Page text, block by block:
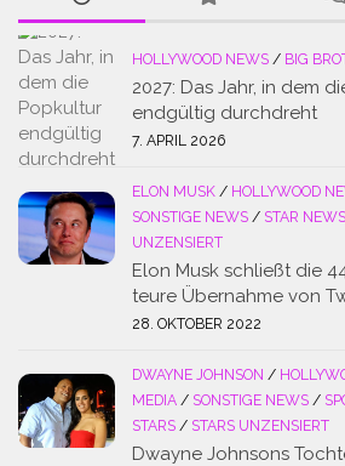
HOLLYWOOD NEWS / BIG
2027: Das Jahr, in dem
endgültig durchdreht
7. APRIL 2026
ELON MUSK / HOLLYWOOD
SONSTIGE NEWS / STAR NEWS
UNZENSIERT
Elon Musk schließt die
teure Übernahme von
28. OKTOBER 2022
DWAYNE JOHNSON /
MEDIA / SONSTIGE NEWS /
STARS / STARS UNZENSIERT
Dwayne Johnsons